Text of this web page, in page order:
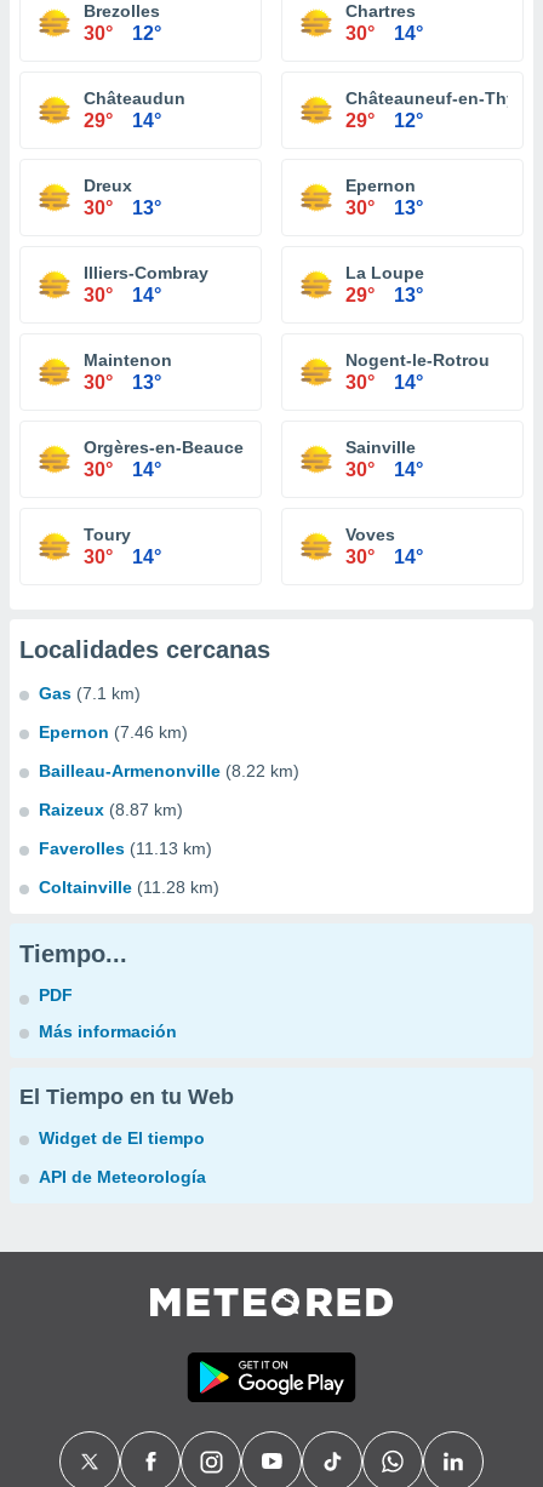
Brezolles
30° 12°
Chartres
30° 14°
Châteaudun
29° 14°
Châteauneuf-en-
29° 12°
Dreux
30° 13°
Epernon
30° 13°
Illiers-Combray
30° 14°
La Loupe
29° 13°
Maintenon
30° 13°
Nogent-le-Rotrou
30° 14°
Orgères-en-Beauce
30° 14°
Sainville
30° 14°
Toury
30° 14°
Voves
30° 14°
Localidades cercanas
Gas (7.1 km)
Epernon (7.46 km)
Bailleau-Armenonville (8.22 km)
Raizeux (8.87 km)
Faverolles (11.13 km)
Coltainville (11.28 km)
Tiempo...
PDF
Más información
El Tiempo en tu Web
Widget de El tiempo
API de Meteorología